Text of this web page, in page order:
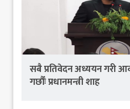
सबै प्रतिवेदन अध्ययन गरी
गर्छौंः प्रधानमन्त्री शाह